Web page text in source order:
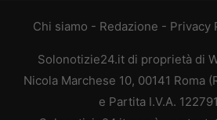
Chi siamo - Redazione - Privacy
Solonotizie24.it di proprietà di
Nicola Marchese 10, 00141 Roma
e Partita I.V.A.